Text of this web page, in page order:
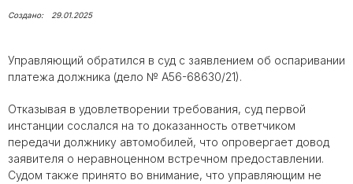
29.01.2025
Управляющий обратился в суд с заявлением об оспаривании
платежа должника (дело № А56-68630/21).
Отказывая в удовлетворении требования, суд первой
инстанции сослался на то доказанность ответчиком
передачи должнику автомобилей, что опровергает довод
заявителя о неравноценном встречном предоставлении.
Судом также принято во внимание, что управляющим не